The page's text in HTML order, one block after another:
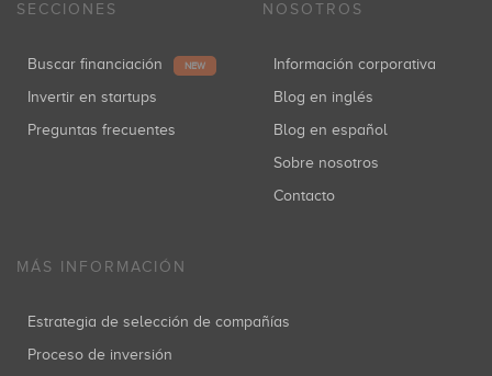
SECCIONES
Buscar financiación NEW
Invertir en startups
Preguntas frecuentes
NOSOTROS
Información corporativa
Blog en inglés
Blog en español
Sobre nosotros
Contacto
MÁS INFORMACIÓN
Estrategia de selección de compañías
Proceso de inversión